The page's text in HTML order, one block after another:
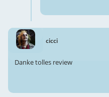
cicci
Danke tolles review